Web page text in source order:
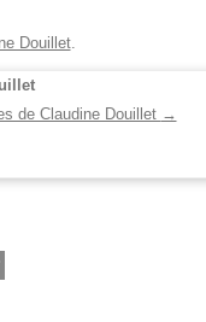
Douillet.
de Claudine Douillet →